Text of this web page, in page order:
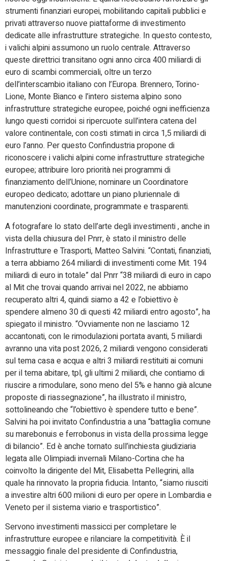
strumenti finanziari europei, mobilitando capitali pubblici e
privati attraverso nuove piattaforme di investimento
dedicate alle infrastrutture strategiche. In questo contesto,
i valichi alpini assumono un ruolo centrale. Attraverso
queste direttrici transitano ogni anno circa 400 miliardi di
euro di scambi commerciali, oltre un terzo
dell’interscambio italiano con l’Europa. Brennero, Torino-
Lione, Monte Bianco e l’intero sistema alpino sono
infrastrutture strategiche europee, poiché ogni inefficienza
lungo questi corridoi si ripercuote sull’intera catena del
valore continentale, con costi stimati in circa 1,5 miliardi di
euro l’anno. Per questo Confindustria propone di
riconoscere i valichi alpini come infrastrutture strategiche
europee; attribuire loro priorità nei programmi di
finanziamento dell’Unione; nominare un Coordinatore
europeo dedicato; adottare un piano pluriennale di
manutenzioni coordinate, programmate e trasparenti.
A fotografare lo stato dell’arte degli investimenti , anche in
vista della chiusura del Pnrr, è stato il ministro delle
Infrastrutture e Trasporti, Matteo Salvini. “Contati, finanziati,
a terra abbiamo 264 miliardi di investimenti come Mit. 194
miliardi di euro in totale” dal Pnrr “38 miliardi di euro in capo
al Mit che trovai quando arrivai nel 2022, ne abbiamo
recuperato altri 4, quindi siamo a 42 e l’obiettivo è
spendere almeno 30 di questi 42 miliardi entro agosto”, ha
spiegato il ministro. “Ovviamente non ne lasciamo 12
accantonati, con le rimodulazioni portata avanti, 5 miliardi
avranno una vita post 2026, 2 miliardi vengono considerati
sul tema casa e acqua e altri 3 miliardi restituiti ai comuni
per il tema abitare, tpl, gli ultimi 2 miliardi, che contiamo di
riuscire a rimodulare, sono meno del 5% e hanno già alcune
proposte di riassegnazione”, ha illustrato il ministro,
sottolineando che “l’obiettivo è spendere tutto e bene”.
Salvini ha poi invitato Confindustria a una “battaglia comune
su marebonuis e ferrobonus in vista della prossima legge
di bilancio”. Ed è anche tornato sull’inchiesta giudiziaria
legata alle Olimpiadi invernali Milano-Cortina che ha
coinvolto la dirigente del Mit, Elisabetta Pellegrini, alla
quale ha rinnovato la propria fiducia. Intanto, “siamo riusciti
a investire altri 600 milioni di euro per opere in Lombardia e
Veneto per il sistema viario e trasportistico”.
Servono investimenti massicci per completare le
infrastrutture europee e rilanciare la competitività. È il
messaggio finale del presidente di Confindustria,